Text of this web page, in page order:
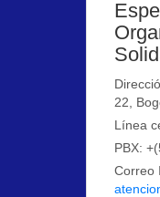
22,
Línea
PBX:
Correo